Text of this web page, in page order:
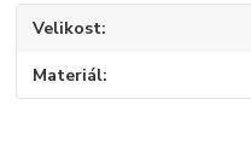
Velikost
Materiál